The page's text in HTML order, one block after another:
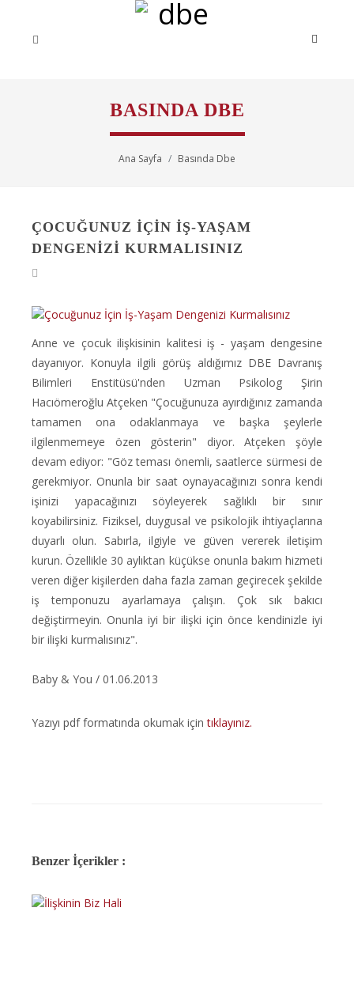
BASINDA DBE
Ana Sayfa Basında Dbe
ÇOCUĞUNUZ İÇIN İŞ-YAŞAM
DENGENIZI KURMALISINIZ
Anne ve çocuk ilişkisinin kalitesi iş - yaşam dengesine
dayanıyor. Konuyla ilgili görüş aldığımız DBE Davranış
Bilimleri Enstitüsü'nden Uzman Psikolog Şirin
Hacıömeroğlu Atçeken "Çocuğunuza ayırdığınız zamanda
tamamen ona odaklanmaya ve başka şeylerle
ilgilenmemeye özen gösterin" diyor. Atçeken şöyle
devam ediyor: "Göz teması önemli, saatlerce sürmesi de
gerekmiyor. Onunla bir saat oynayacağınızı sonra kendi
işinizi yapacağınızı söyleyerek sağlıklı bir sınır
koyabilirsiniz. Fiziksel, duygusal ve psikolojik ihtiyaçlarına
duyarlı olun. Sabırla, ilgiyle ve güven vererek iletişim
kurun. Özellikle 30 aylıktan küçükse onunla bakım hizmeti
veren diğer kişilerden daha fazla zaman geçirecek şekilde
iş temponuzu ayarlamaya çalışın. Çok sık bakıcı
değiştirmeyin. Onunla iyi bir ilişki için önce kendinizle iyi
bir ilişki kurmalısınız".
Baby & You / 01.06.2013
Yazıyı pdf formatında okumak içintıklayınız.
Benzer İçerikler :